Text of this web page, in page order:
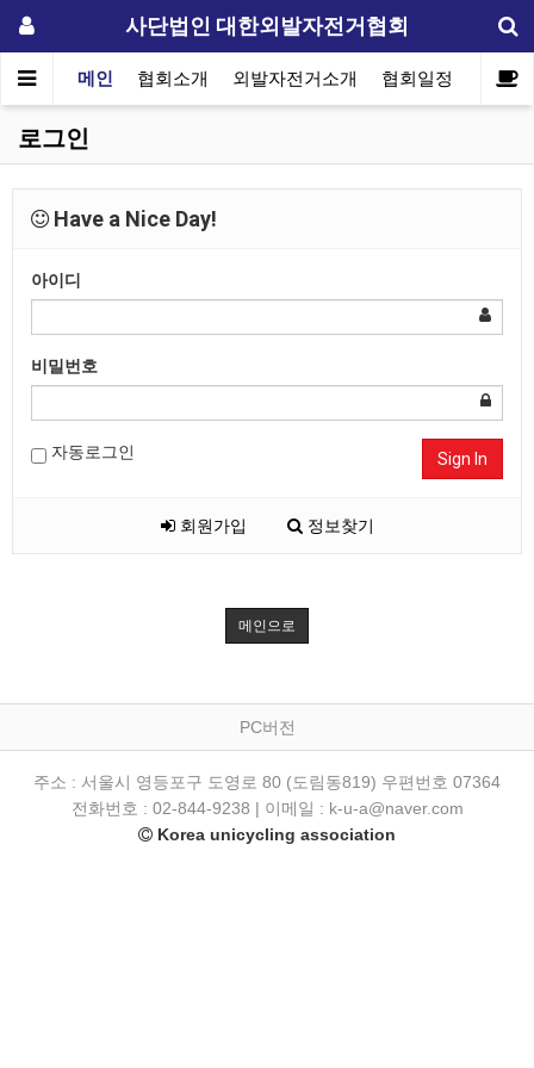
사단법인 대한외발자전거협회
메인 협회소개 외발자전거소개 협회일정 자료실
로그인
Have a Nice Day!
아이디
비밀번호
자동로그인 Sign In
회원가입 정보찾기
메인으로
PC버전
주소 : 서울시 영등포구 도영로 80 (도림동819) 우편번호 07364
전화번호 : 02-844-9238 | 이메일 : k-u-a@naver.com
Korea unicycling association